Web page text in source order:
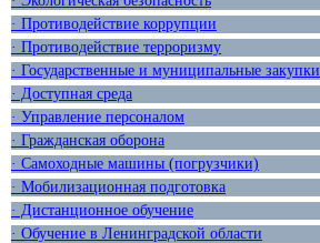
· Противодействие коррупции
· Противодействие терроризму
· Государственные и муниципальные закупки
· Доступная среда
· Управление персоналом
· Гражданская оборона
· Самоходные машины (погрузчики)
· Мобилизационная подготовка
· Дистанционное обучение
· Обучение в Ленинградской области